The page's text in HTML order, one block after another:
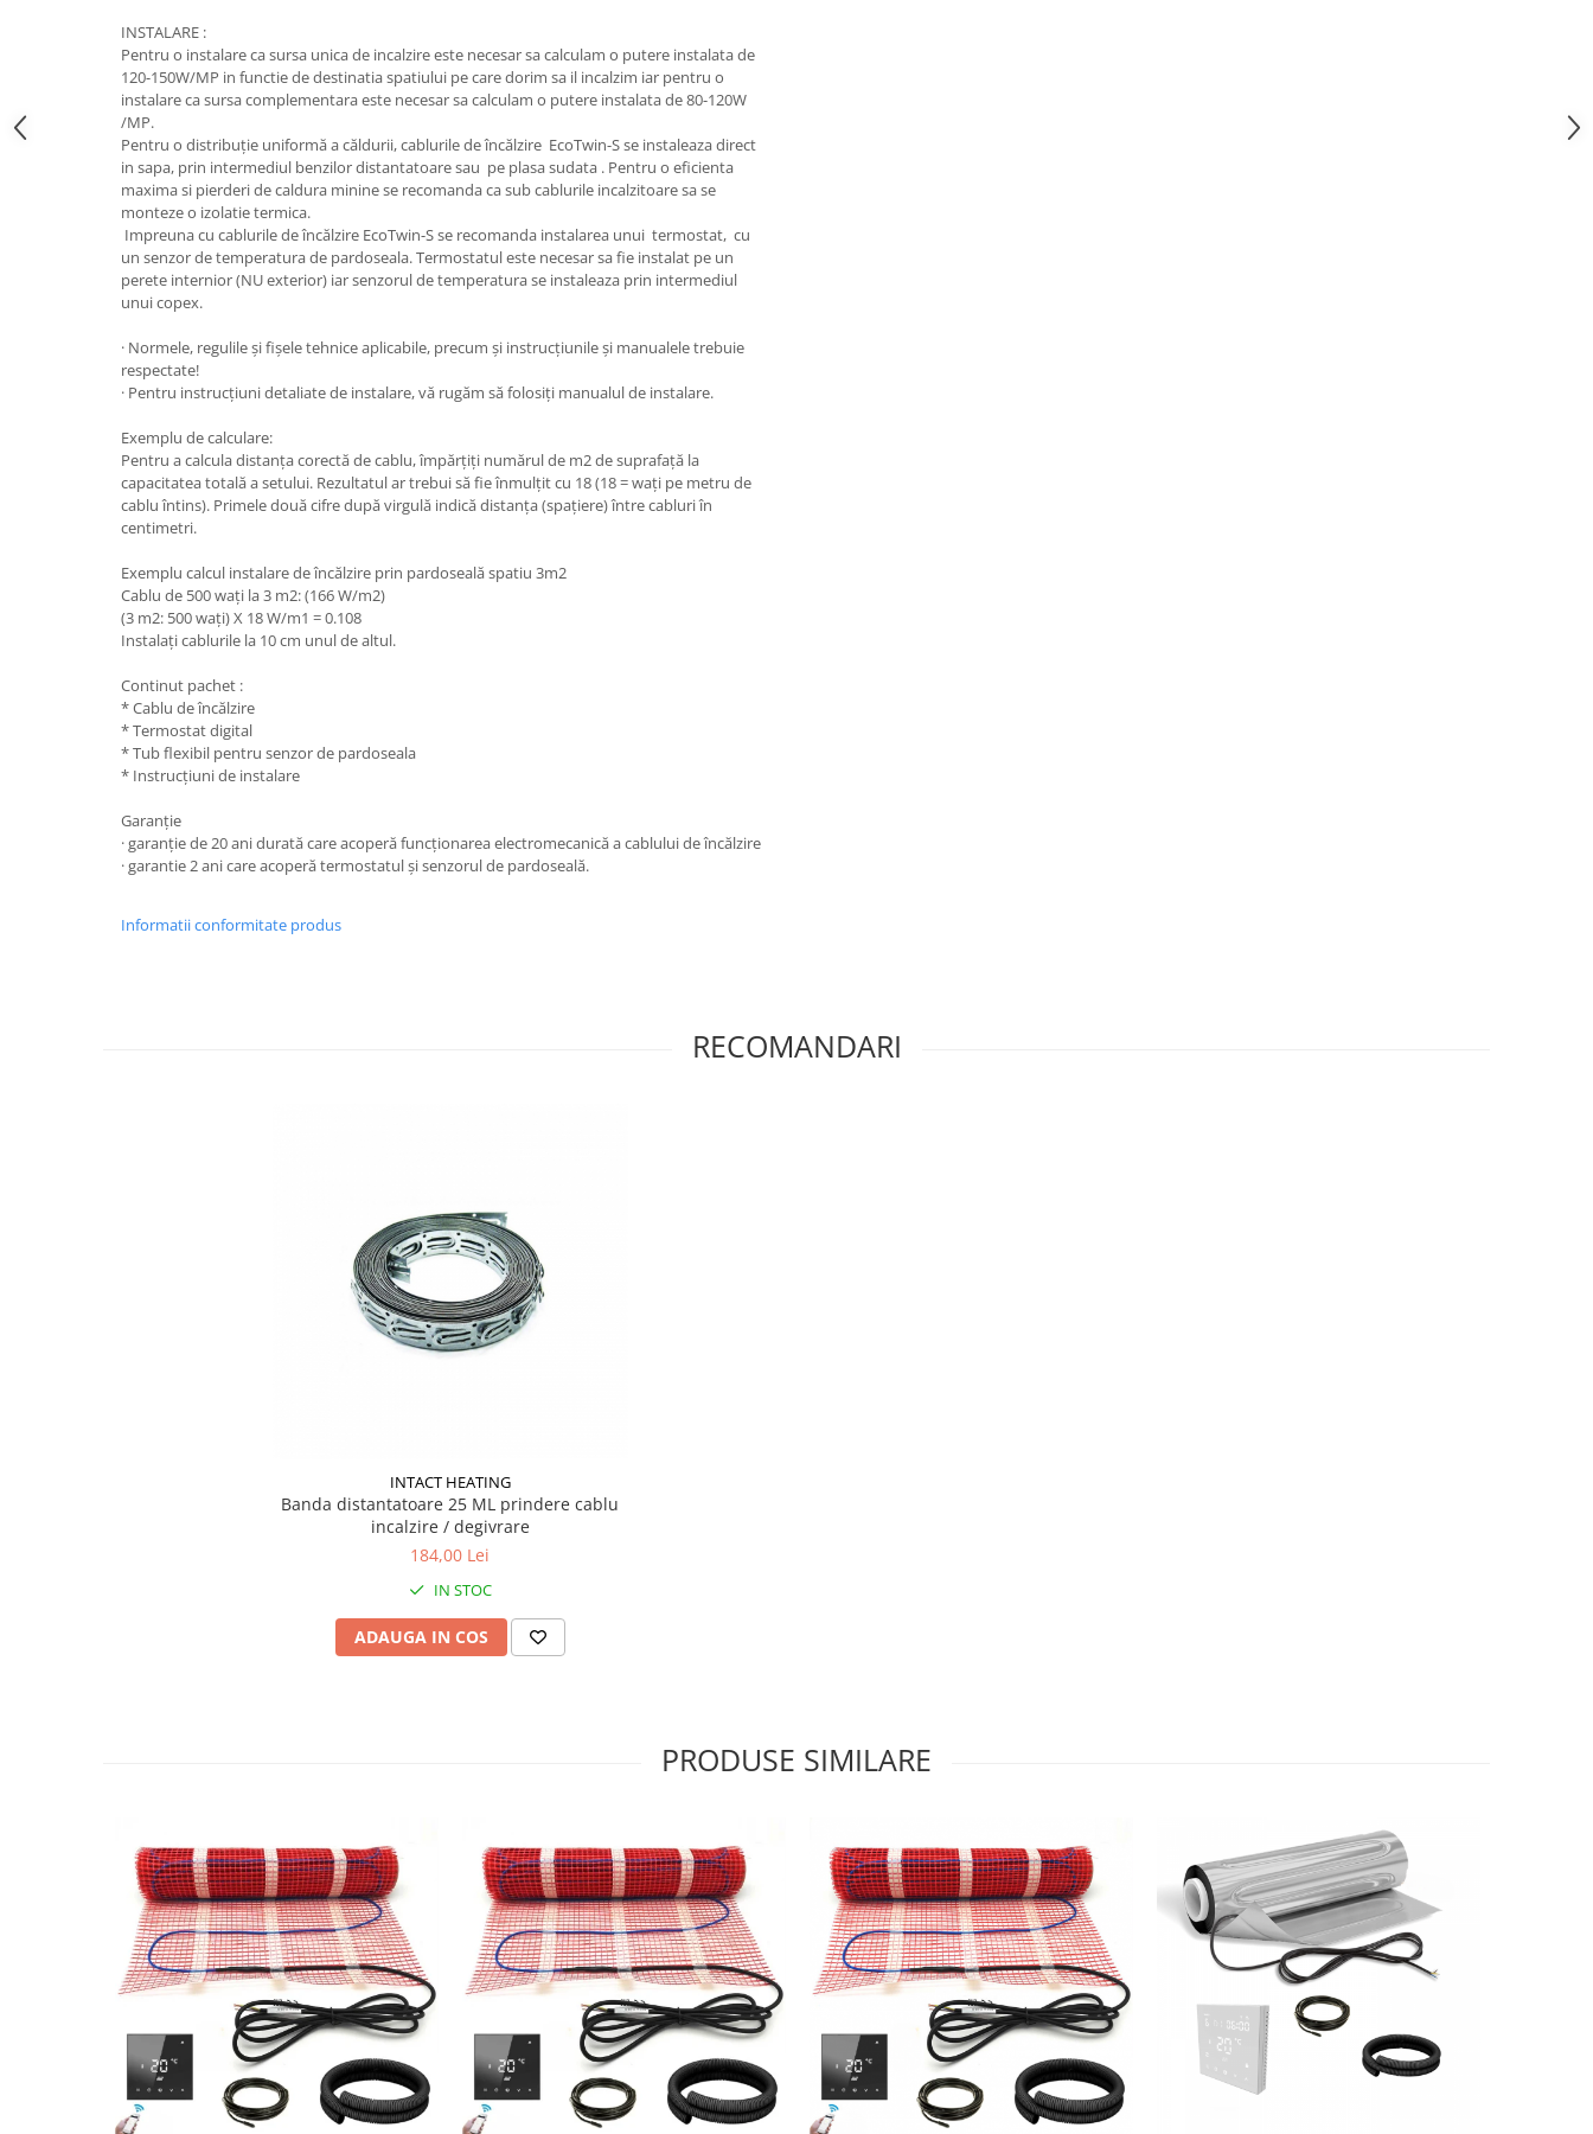
INSTALARE :
Pentru o instalare ca sursa unica de incalzire este necesar sa calculam o putere instalata de
120-150W/MP in functie de destinatia spatiului pe care dorim sa il incalzim iar pentru o
instalare ca sursa complementara este necesar sa calculam o putere instalata de 80-120W
/MP.
Pentru o distribuție uniformă a căldurii, cablurile de încălzire EcoTwin-S se instaleaza direct
in sapa, prin intermediul benzilor distantatoare sau pe plasa sudata . Pentru o eficienta
maxima si pierderi de caldura minine se recomanda ca sub cablurile incalzitoare sa se
monteze o izolatie termica.
Impreuna cu cablurile de încălzire EcoTwin-S se recomanda instalarea unui termostat, cu
un senzor de temperatura de pardoseala. Termostatul este necesar sa fie instalat pe un
perete internior (NU exterior) iar senzorul de temperatura se instaleaza prin intermediul
unui copex.
· Normele, regulile și fișele tehnice aplicabile, precum și instrucțiunile și manualele trebuie
respectate!
· Pentru instrucțiuni detaliate de instalare, vă rugăm să folosiți manualul de instalare.
Exemplu de calculare:
Pentru a calcula distanța corectă de cablu, împărțiți numărul de m2 de suprafață la
capacitatea totală a setului. Rezultatul ar trebui să fie înmulțit cu 18 (18 = wați pe metru de
cablu întins). Primele două cifre după virgulă indică distanța (spațiere) între cabluri în
centimetri.
Exemplu calcul instalare de încălzire prin pardoseală spatiu 3m2
Cablu de 500 waţi la 3 m2: (166 W/m2)
(3 m2: 500 wați) X 18 W/m1 = 0.108
Instalaţi cablurile la 10 cm unul de altul.
Continut pachet :
* Cablu de încălzire
* Termostat digital
* Tub flexibil pentru senzor de pardoseala
* Instrucțiuni de instalare
Garanţie
· garanție de 20 ani durată care acoperă funcționarea electromecanică a cablului de încălzire
· garantie 2 ani care acoperă termostatul și senzorul de pardoseală.
Informatii conformitate produs
RECOMANDARI
INTACT HEATING
Banda distantatoare 25 ML prindere cablu
incalzire / degivrare
184,00 Lei
IN STOC
ADAUGA IN COS
PRODUSE SIMILARE